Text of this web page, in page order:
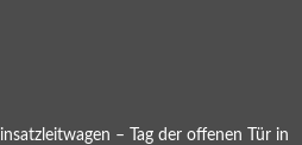
– Tag der offenen Tür in